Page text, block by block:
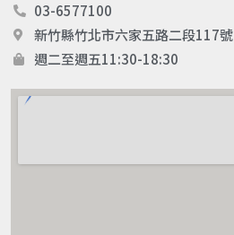
03-6577100
新竹縣竹北市六家五路二段117號
週二至週五11:30-18:30